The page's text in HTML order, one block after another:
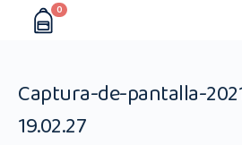
0
Captura-de-pantalla-
19.02.27